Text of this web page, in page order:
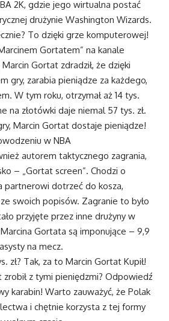
2K, gdzie jego wirtualna postać
drużynie Washington Wizards.
To dzięki grze komputerowej!
Gortatem” na kanale
Gortat zdradził, że dzięki
gry, zarabia pieniądze za każdego,
W tym roku, otrzymał aż 14 tys.
na złotówki daje niemal 57 tys. zł.
Marcin Gortat dostaje pieniądze!
w NBA
autorem taktycznego zagrania,
– „Gortat screen”. Chodzi o
partnerowi dotrzeć do kosza,
swoich popisów. Zagranie to było
przyjęte przez inne drużyny w
Gortata są imponujące – 9,9
na mecz.
zł? Tak, za to Marcin Gortat Kupił!
zrobił z tymi pieniędzmi? Odpowiedź
karabin! Warto zauważyć, że Polak
i chętnie korzysta z tej formy